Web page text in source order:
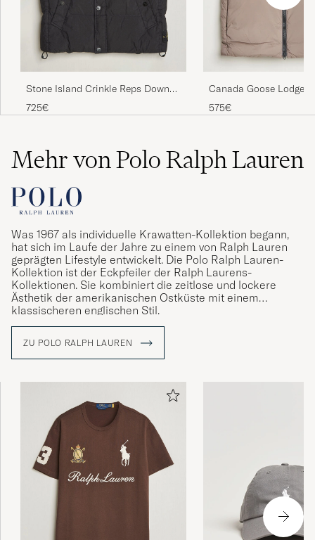
Stone Island Crinkle Reps Down
Vest Black
725€
Canada Goose Lodge
575€
Mehr von Polo Ralph Lauren
Was 1967 als individuelle Krawatten-Kollektion begann,
hat sich im Laufe der Jahre zu einem von Ralph Lauren
geprägten Lifestyle entwickelt. Die Polo Ralph Lauren-
Kollektion ist der Eckpfeiler der Ralph Laurens-
Kollektionen. Sie kombiniert die zeitlose und lockere
Ästhetik der amerikanischen Ostküste mit einem
klassischeren englischen Stil.
ZU POLO RALPH LAUREN